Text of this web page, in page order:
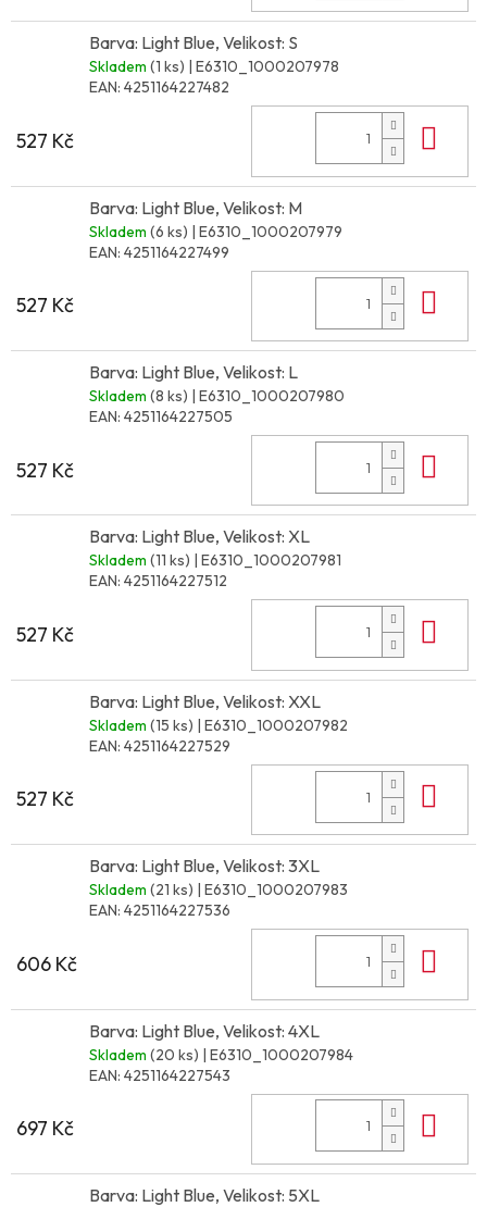
Barva: Light Blue, Velikost: S
Skladem (1 ks) | E6310_1000207978
EAN: 4251164227482
527 Kč
Barva: Light Blue, Velikost: M
Skladem (6 ks) | E6310_1000207979
EAN: 4251164227499
527 Kč
Barva: Light Blue, Velikost: L
Skladem (8 ks) | E6310_1000207980
EAN: 4251164227505
527 Kč
Barva: Light Blue, Velikost: XL
Skladem (11 ks) | E6310_1000207981
EAN: 4251164227512
527 Kč
Barva: Light Blue, Velikost: XXL
Skladem (15 ks) | E6310_1000207982
EAN: 4251164227529
527 Kč
Barva: Light Blue, Velikost: 3XL
Skladem (21 ks) | E6310_1000207983
EAN: 4251164227536
606 Kč
Barva: Light Blue, Velikost: 4XL
Skladem (20 ks) | E6310_1000207984
EAN: 4251164227543
697 Kč
Barva: Light Blue, Velikost: 5XL